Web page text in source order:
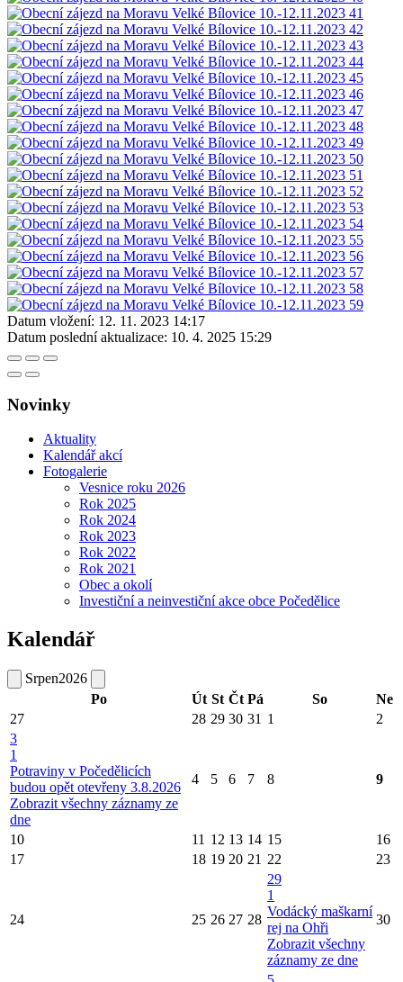
Datum vložení: 12. 11. 2023 14:17
Datum poslední aktualizace: 10. 4. 2025 15:29
Novinky
Aktuality
Kalendář akcí
Fotogalerie
Vesnice roku 2026
Rok 2025
Rok 2024
Rok 2023
Rok 2022
Rok 2021
Obec a okolí
Investiční a neinvestiční akce obce Počedělice
Kalendář
Srpen2026
Po
Út St Čt Pá So
Ne
27
28 29 30 31 1
2
3
1
Potraviny v Počedělicích
budou opět otevřeny 3.8.2026
Zobrazit všechny záznamy ze
dne
4 5 6 7 8 9
10 11 12 13 14 15
16
17
18 19 20 21 22 23
24 25 26 27 28
29
1
Vodácký maškarní
rej na Ohři
Zobrazit všechny
záznamy ze dne
30